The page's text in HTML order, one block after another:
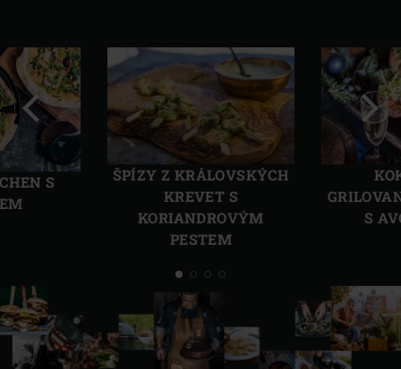
S
ŠPÍZY Z KRÁLOVSKÝCH
KREVET S
KORIANDROVÝM
PESTEM
S
Předchozí Další